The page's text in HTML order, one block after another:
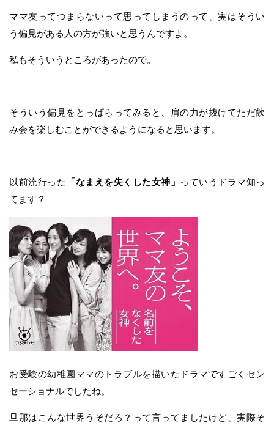
ママ友ってつまらないって思ってしまうのって、実はそうい
う偏見がある人の方が強いと思うんですよ。
私もそういうところがあったので。
そういう偏見をとっぱらってみると、肩の力が抜けてただ飲
み会を楽しむことができるようになると思います。
以前流行った 「なまえを失くした女神」 っていうドラマ知っ
てます？
お受験の幼稚園ママのトラブルを描いたドラマですごくセン
セーショナルでしたね。
旦那はこんな世界うそだろ？って言ってましたけど、実際そ